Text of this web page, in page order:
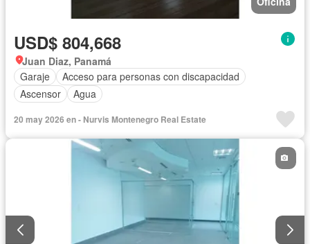
USD$ 804,668
Juan Diaz, Panamá
Garaje
Acceso para personas con discapacidad
Ascensor
Agua
20 may 2026 en - Nurvis Montenegro Real Estate